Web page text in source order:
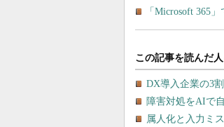
「Microsoft 365